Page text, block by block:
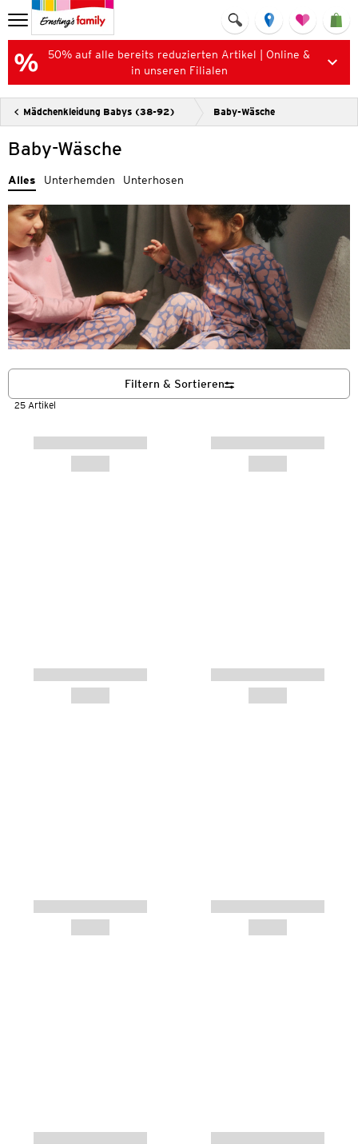
50% auf alle bereits reduzierten Artikel | Online &
in unseren Filialen
Mädchenkleidung Babys (38-92) Baby-Wäsche
Baby-Wäsche
Alles Unterhemden Unterhosen
25 Artikel
Filtern & Sortieren